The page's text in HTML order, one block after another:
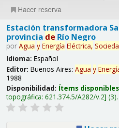
Hacer reserva
Estación transformadora
provincia deRío Negro
por Agua y Energía Eléctrica,
Idioma: Español
Editor: Buenos Aires: Agua y
1988
Disponibilidad: Ítems
topográfica: 621.374.5/A282/v.2 (3).